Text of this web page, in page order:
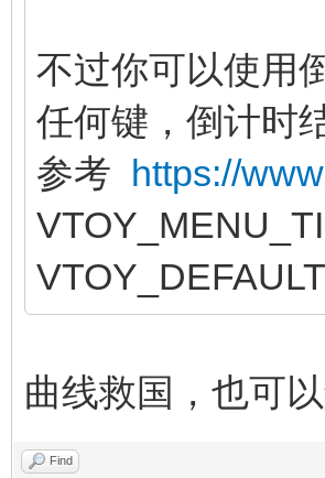
不过你可以使用
任何键，倒计时
参考 https://
曲线救国，也可
Find